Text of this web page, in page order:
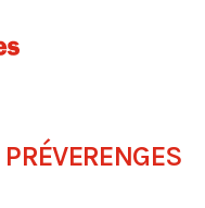
PRÉVERENGES